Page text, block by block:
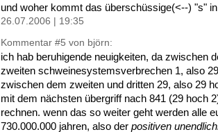
und woher kommt das überschüssige(<--) "s"
26.07.2006 | 19:35
Kommentar #5 von björn:
ich hab beruhigende neuigkeiten, da zwischen
zweiten schweinesystemsverbrechen 1, also
zwischen dem zweiten und dritten 29, also 29
mit dem nächsten übergriff nach 841 (29 hoch
rechnen. wenn das so weiter geht werden alle
730.000.000 jahren, also der positiven